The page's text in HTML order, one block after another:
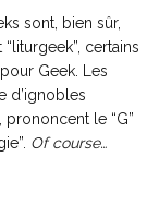
sont, bien sûr,
certains
Geek. Les
d’ignobles
le “G”
Of course…